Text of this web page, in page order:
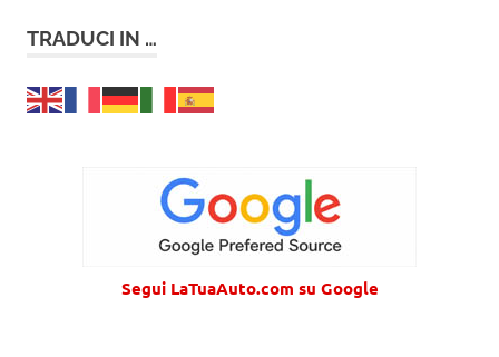
TRADUCI IN …
Segui LaTuaAuto.com su Google